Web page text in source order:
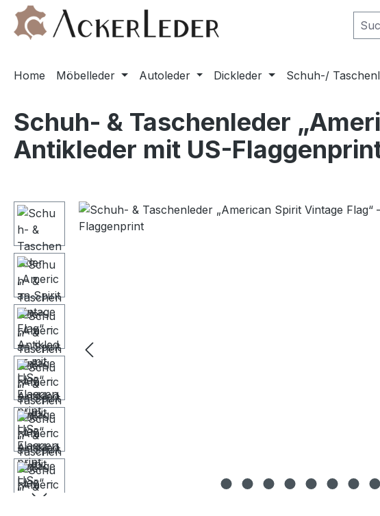
Hauptinhalt springen
Zur Suche springen
Zur Hauptnavigation springen
Home Möbelleder Autoleder Dickleder Schuh-/
Schuh- & Taschenleder
Antikleder mit US-
Bildergalerie überspringen